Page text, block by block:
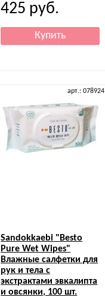
425 руб.
арт.: 078924
Sandokkaebi "Besto
Pure Wet Wipes"
Влажные салфетки для
рук и тела с
экстрактами эвкалипта
и овсянки, 100 шт.